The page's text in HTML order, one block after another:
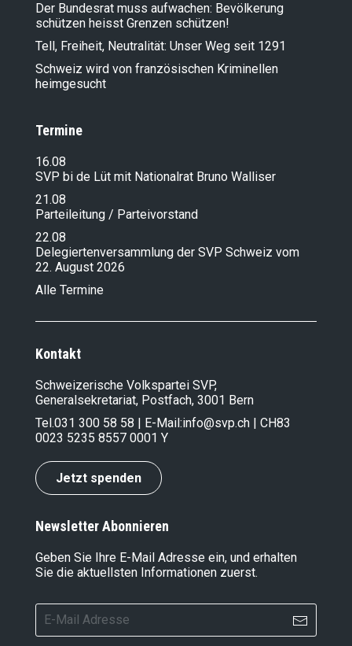
Der Bundesrat muss aufwachen: Bevölkerung
schützen heisst Grenzen schützen!
Tell, Freiheit, Neutralität: Unser Weg seit 1291
Schweiz wird von französischen Kriminellen
heimgesucht
Termine
16.08
SVP bi de Lüt mit Nationalrat Bruno Walliser
21.08
Parteileitung / Parteivorstand
22.08
Delegiertenversammlung der SVP Schweiz vom
22. August 2026
Alle Termine
Kontakt
Schweizerische Volkspartei SVP,
Generalsekretariat, Postfach, 3001 Bern
Tel.031 300 58 58 | E-Mail:info@svp.ch | CH83
0023 5235 8557 0001 Y
Jetzt spenden
Newsletter Abonnieren
Geben Sie Ihre E-Mail Adresse ein, und erhalten
Sie die aktuellsten Informationen zuerst.